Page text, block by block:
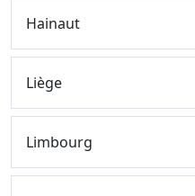
Hainaut
Liège
Limbourg